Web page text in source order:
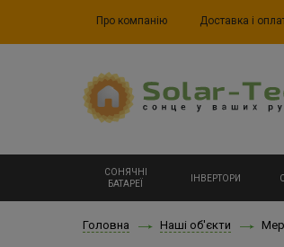
Про компанію Доставка і
СОНЯЧНІ
БАТАРЕЇ
ІНВЕРТОРИ
Головна Наші об'єкти